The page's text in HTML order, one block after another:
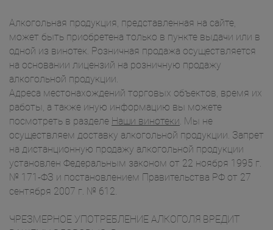
Алкогольная продукция, представленная на сайте,
может быть приобретена только в пункте выдачи или в
одной из винотек. Розничная продажа осуществляется
на основании лицензий на розничную продажу
алкогольной продукции.
Адреса местонахождений торговых объектов, время их
работы, а также иную информацию вы можете
посмотреть в разделе Наши винотеки. Мы не
осуществляем доставку алкогольной продукции. Запрет
на дистанционную продажу алкогольной продукции
установлен Федеральным законом от 22 ноября 1995 г.
№ 171-ФЗ и постановлением Правительства РФ от 27
сентября 2007 г. № 612.
ЧРЕЗМЕРНОЕ УПОТРЕБЛЕНИЕ АЛКОГОЛЯ ВРЕДИТ